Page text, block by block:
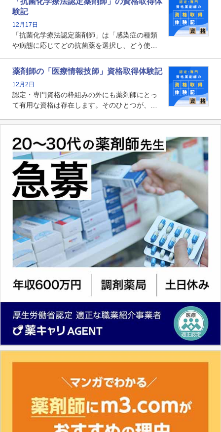
剤師の専門性を活かして高度化するがん医療に
貢献する姿は、今も病院薬剤師にとって一目置
かれる存在です。
験記
12月17日
「抗菌化学療法認定薬剤師」は「感染症の種類
や病態に応じてどの抗菌薬を選択し、どう使っ
る薬剤師です。現在、感染防止対策加算の施設
基準に専任の薬剤師配置が挙げられており、今
後は感染症領域で薬剤師に、より多くの役割が
求められる可能性もあります。
薬剤師の「医療情報技師」資格取得体験記
12月2日
認定・専門資格の枠組みの外にも薬剤師にとっ
て有用な資格は存在します。そのひとつが、
査データ、投薬歴など非常に多岐にわたる医療
データを利活用し、またシステム管理できるこ
とは、病院薬剤師を中心に大きな武器になりま
す。